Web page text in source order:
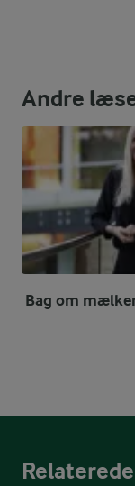
Andre
Bag om